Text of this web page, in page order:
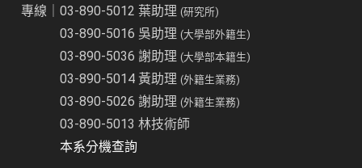
專線｜03-890-5012 葉助理(研究所)
03-890-5016 吳助理(大學部外籍生)
03-890-5036 謝助理(大學部本籍生)
03-890-5014 黃助理(外籍生業務)
03-890-5026 謝助理(外籍生業務)
03-890-5013 林技術師
本系分機查詢